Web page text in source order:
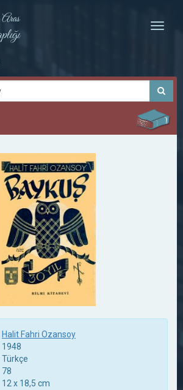
Toggle
Halit Fahri Ozansoy
1948
Türkçe
78
12 x 18,5 cm